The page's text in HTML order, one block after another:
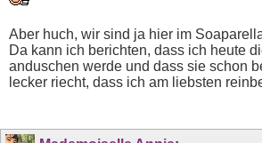
Aber huch, wir sind ja hier im
Da kann ich berichten, dass ich heute
anduschen werde und dass sie schon
lecker riecht, dass ich am liebsten